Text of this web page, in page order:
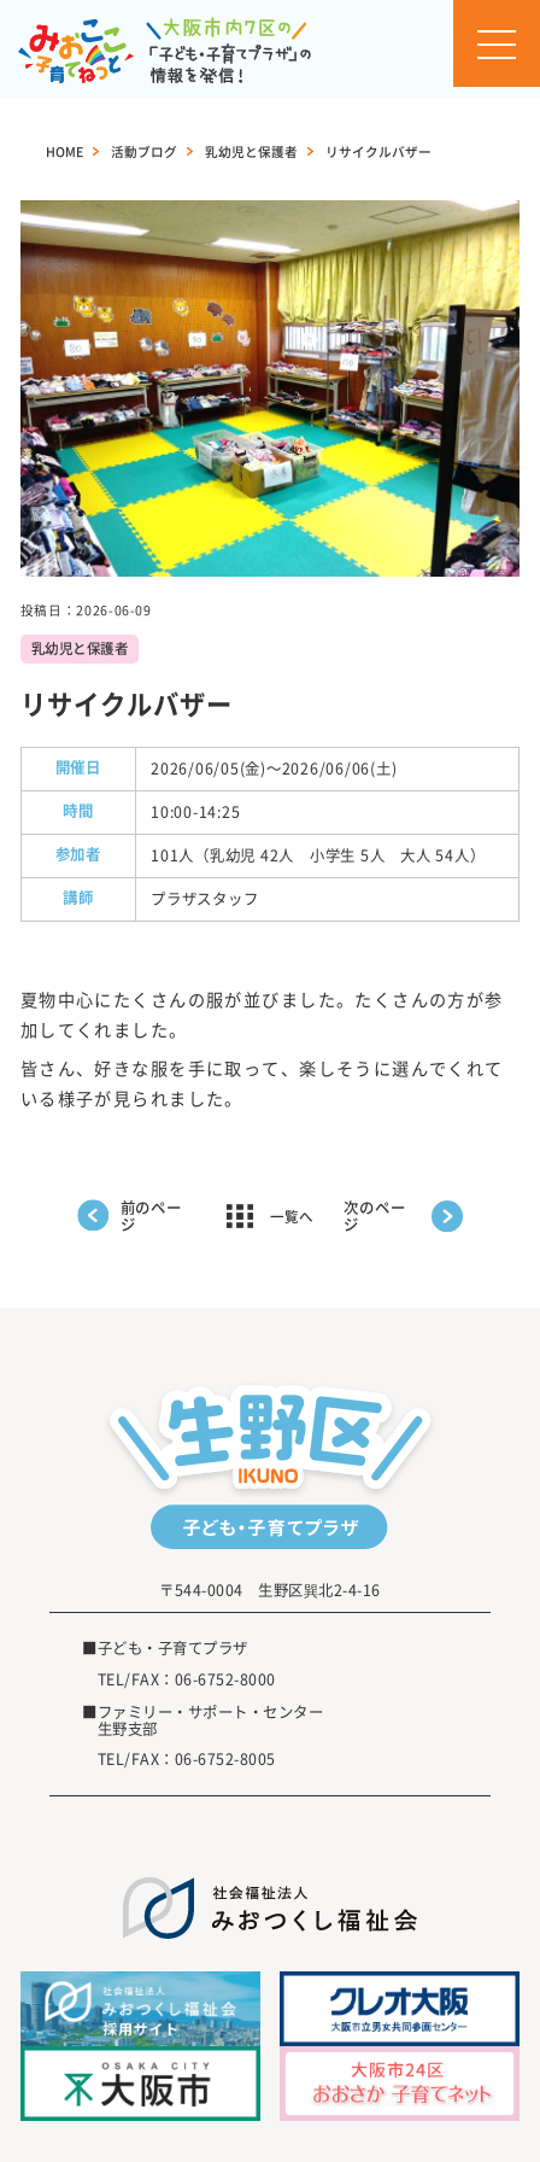
ント
カレ
ンダ
ー
セミ
ナ
ー・
イベ
ント
一覧
活動
ブロ
グ
事業
ック
ス
紹介
HOME > 活動ブログ > 乳幼児と保護者 > リサイクルバザー
投稿日：2026-06-09
乳幼児と保護者
リサイクルバザー
開催日
2026/06/05(金)～2026/06/06(土)
時間
10:00-14:25
参加者
101人（乳幼児 42人 小学生 5人 大人 54人）
講師
プラザスタッフ
夏物中心にたくさんの服が並びました。たくさんの方が参
加してくれました。
皆さん、好きな服を手に取って、楽しそうに選んでくれて
いる様子が見られました。
前のペー
ジ 一覧へ 次のペー
ジ
〒544-0004 生野区巽北2-4-16
■子ども・子育てプラザ
TEL/FAX： 06-6752-8000
■ファミリー・サポート・センター
生野支部
TEL/FAX： 06-6752-8005